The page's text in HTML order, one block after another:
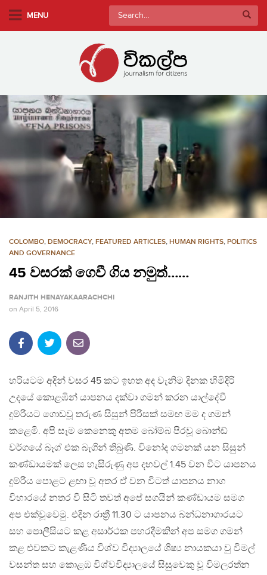
m
c
o
e
MENU
Search
for:
COLOMBO, DEMOCRACY, FEATURED ARTICLES, HUMAN RIGHTS, POLITICS
AND GOVERNANCE
45 වසරක් ගෙවී ගිය නමුත්……
RANJITH HENAYAKAARACHCHI
on April 5, 2016
හරියටම අදින් වසර 45 කට ඉහත අද වැනිම දිනක හිමිදිරි
උදයේ කොළඹින් යාපනය දක්වා ගමන් කරන යාල්දේවී
දුම්රියට ගොඩවූ තරුණ සිසුන් පිරිසක් සමඟ මම ද ගමන්
කළෙමි. අපි සෑම කෙනෙකු අතම බෝම්බ පිරවූ බොන්ඩ්
වර්ගයේ බෑග් එක බැගින් තිබුණි. විනෝද ගමනක් යන සිසුන්
කණ්ඩායමක් ලෙස හැසිරුණු අප දහවල් 1.45 වන විට යාපනය
දුම්රිය පොළට ළඟා වූ අතර ඒ වන විටත් යාපනය නාග
විහාරයේ නතර වී සිටි තවත් අපේ සගයින් කණ්ඩායම සමග
අප එක්වූවෙමු. එදින රාත්‍රී 11.30 ට යාපනය බන්ධනාගාරයට
සහ පොලීසියට කළ අසාර්ථක පහරදීමකින් අප සමග ගමන්
කළ එවකට කැළණිය විශ්ව විද්‍යාලයේ ශිෂ්‍ය නායකයා වු විමල්
වසන්ත සහ කොළඹ විශ්වවිද්‍යාලයේ සිසුවෙකු වූ විමලරත්න